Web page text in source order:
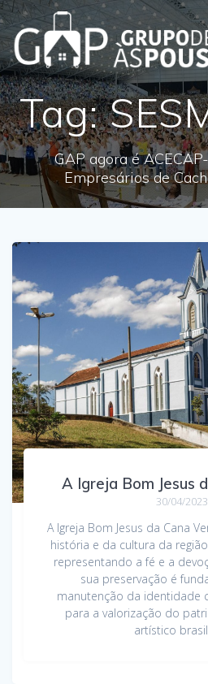
Skip
Tag:
GAP agora é
Empresários de
A Igreja Bom Jesus
30/04/2023
A Igreja Bom Jesus da Cana
história e da cultura da
representando a fé e a
sua preservação é
manutenção da identidade
para a valorização do
artístico